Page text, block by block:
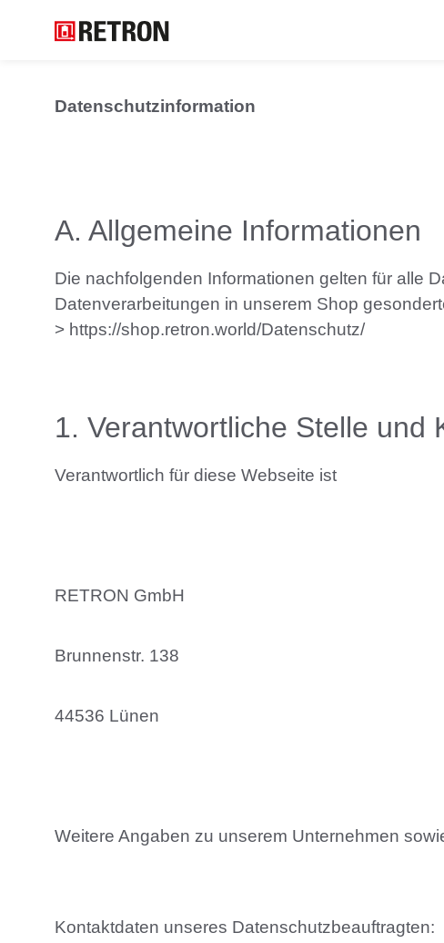
Zur Hauptnavigation springen
Datenschutzinformation
A. Allgemeine Informationen
Die nachfolgenden Informationen gelten für alle
Datenverarbeitungen in unserem Shop
https://shop.retron.world/Datenschutz/
1. Verantwortliche Stelle und
Verantwortlich für diese Webseite ist
RETRON GmbH
Brunnenstr. 138
44536 Lünen
Weitere Angaben zu unserem Unternehmen
Kontaktdaten unseres Datenschutzbeauftragten: